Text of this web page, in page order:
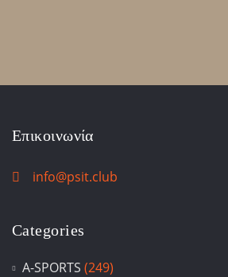
Επικοινωνία
info@psit.club
Categories
A-SPORTS (249)